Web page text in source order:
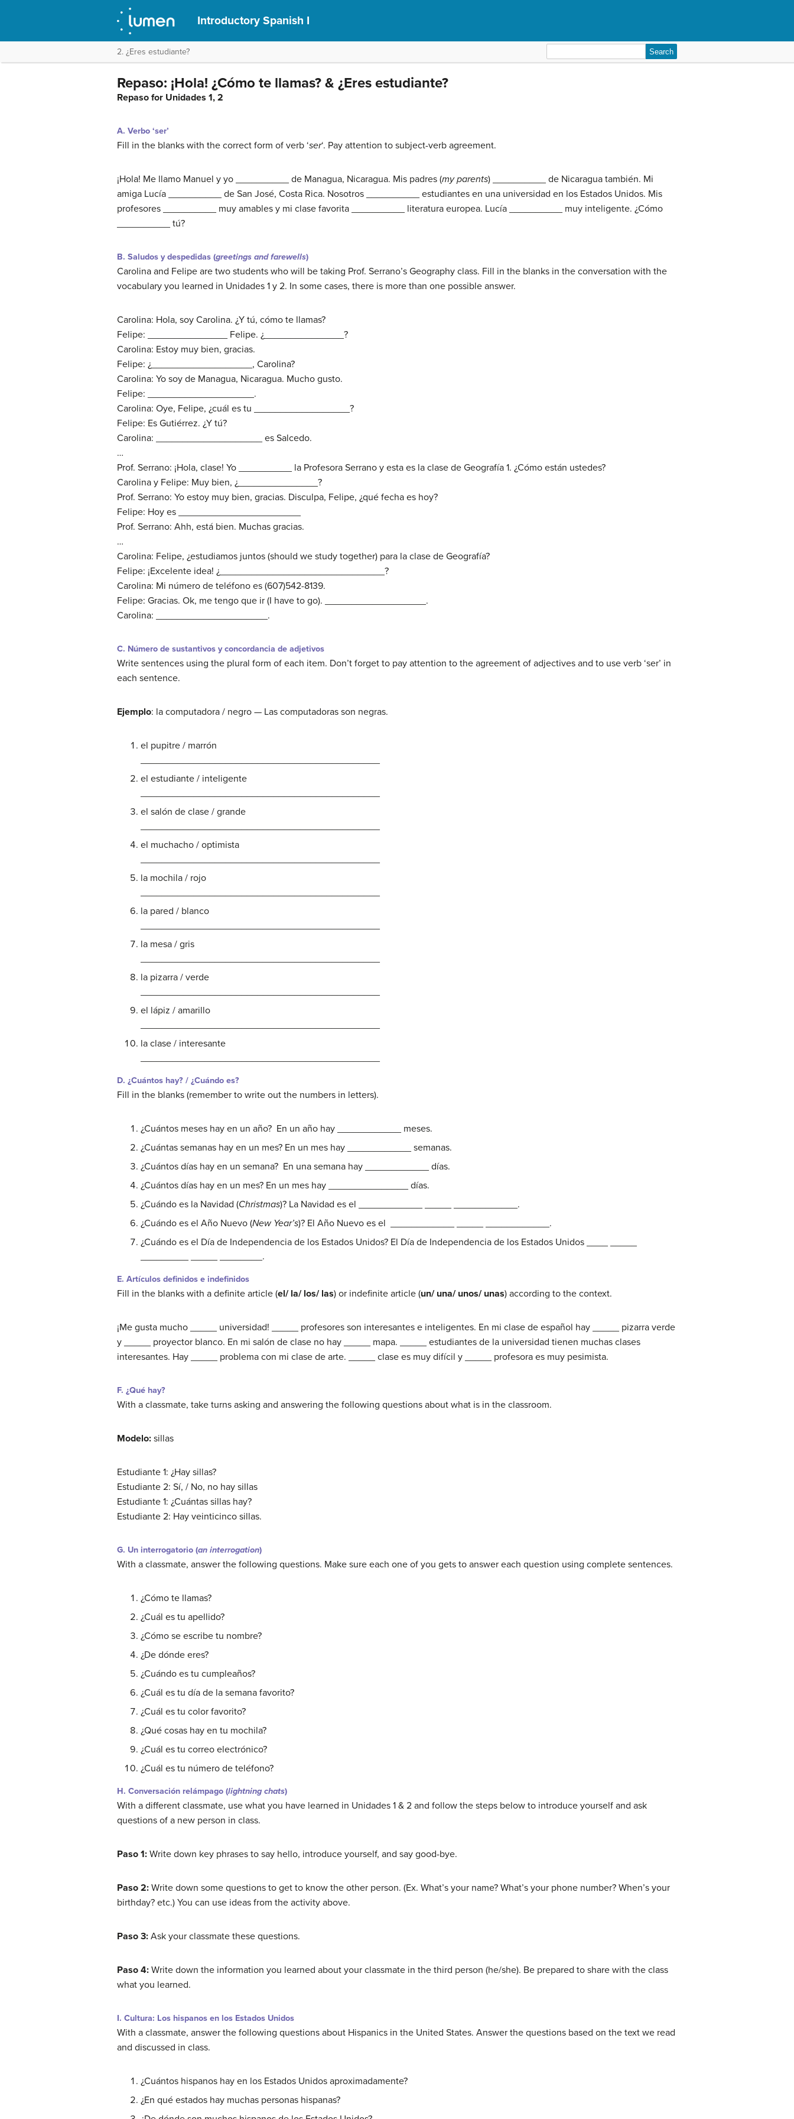
Introductory Spanish I
2. ¿Eres estudiante?
for:
Repaso: ¡Hola! ¿Cómo te llamas? & ¿Eres estudiante?
Repaso for Unidades 1, 2
A. Verbo ‘ser’
Fill in the blanks with the correct form of verb ‘ser‘. Pay attention to subject-verb agreement.
¡Hola! Me llamo Manuel y yo __________ de Managua, Nicaragua. Mis padres (my parents) __________ de Nicaragua también. Mi
amiga Lucía __________ de San José, Costa Rica. Nosotros __________ estudiantes en una universidad en los Estados Unidos. Mis
profesores __________ muy amables y mi clase favorita __________ literatura europea. Lucía __________ muy inteligente. ¿Cómo
__________ tú?
B. Saludos y despedidas (greetings and farewells)
Carolina and Felipe are two students who will be taking Prof. Serrano’s Geography class. Fill in the blanks in the conversation with the
vocabulary you learned in Unidades 1 y 2. In some cases, there is more than one possible answer.
Carolina: Hola, soy Carolina. ¿Y tú, cómo te llamas?
Felipe: _______________ Felipe. ¿_______________?
Carolina: Estoy muy bien, gracias.
Felipe: ¿___________________, Carolina?
Carolina: Yo soy de Managua, Nicaragua. Mucho gusto.
Felipe: ____________________.
Carolina: Oye, Felipe, ¿cuál es tu __________________?
Felipe: Es Gutiérrez. ¿Y tú?
Carolina: ____________________ es Salcedo.
…
Prof. Serrano: ¡Hola, clase! Yo __________ la Profesora Serrano y esta es la clase de Geografía 1. ¿Cómo están ustedes?
Carolina y Felipe: Muy bien, ¿_______________?
Prof. Serrano: Yo estoy muy bien, gracias. Disculpa, Felipe, ¿qué fecha es hoy?
Felipe: Hoy es _______________________
Prof. Serrano: Ahh, está bien. Muchas gracias.
…
Carolina: Felipe, ¿estudiamos juntos (should we study together) para la clase de Geografía?
Felipe: ¡Excelente idea! ¿_______________________________?
Carolina: Mi número de teléfono es (607)542-8139.
Felipe: Gracias. Ok, me tengo que ir (I have to go). ___________________.
Carolina: _____________________.
C. Número de sustantivos y concordancia de adjetivos
Write sentences using the plural form of each item. Don’t forget to pay attention to the agreement of adjectives and to use verb ‘ser’ in
each sentence.
Ejemplo: la computadora / negro — Las computadoras son negras.
el pupitre / marrón
el estudiante / inteligente
el salón de clase / grande
el muchacho / optimista
la mochila / rojo
la pared / blanco
la mesa / gris
la pizarra / verde
el lápiz / amarillo
la clase / interesante
D. ¿Cuántos hay? / ¿Cuándo es?
Fill in the blanks (remember to write out the numbers in letters).
¿Cuántos meses hay en un año? En un año hay ____________ meses.
¿Cuántas semanas hay en un mes? En un mes hay ____________ semanas.
¿Cuántos días hay en un semana? En una semana hay ____________ días.
¿Cuántos días hay en un mes? En un mes hay _______________ días.
¿Cuándo es la Navidad (Christmas)? La Navidad es el ____________ _____ ____________.
¿Cuándo es el Año Nuevo (New Year’s)? El Año Nuevo es el ____________ _____ ____________.
¿Cuándo es el Día de Independencia de los Estados Unidos? El Día de Independencia de los Estados Unidos ____ _____
_________ _____ ________.
E. Artículos definidos e indefinidos
Fill in the blanks with a definite article (el/ la/ los/ las) or indefinite article (un/ una/ unos/ unas) according to the context.
¡Me gusta mucho _____ universidad! _____ profesores son interesantes e inteligentes. En mi clase de español hay _____ pizarra verde
y _____ proyector blanco. En mi salón de clase no hay _____ mapa. _____ estudiantes de la universidad tienen muchas clases
interesantes. Hay _____ problema con mi clase de arte. _____ clase es muy difícil y _____ profesora es muy pesimista.
F. ¿Qué hay?
With a classmate, take turns asking and answering the following questions about what is in the classroom.
Modelo: sillas
Estudiante 1: ¿Hay sillas?
Estudiante 2: Sí, / No, no hay sillas
Estudiante 1: ¿Cuántas sillas hay?
Estudiante 2: Hay veinticinco sillas.
G. Un interrogatorio (an interrogation)
With a classmate, answer the following questions. Make sure each one of you gets to answer each question using complete sentences.
¿Cómo te llamas?
¿Cuál es tu apellido?
¿Cómo se escribe tu nombre?
¿De dónde eres?
¿Cuándo es tu cumpleaños?
¿Cuál es tu día de la semana favorito?
¿Cuál es tu color favorito?
¿Qué cosas hay en tu mochila?
¿Cuál es tu correo electrónico?
¿Cuál es tu número de teléfono?
H. Conversación relámpago (lightning chats)
With a different classmate, use what you have learned in Unidades 1 & 2 and follow the steps below to introduce yourself and ask
questions of a new person in class.
Paso 1: Write down key phrases to say hello, introduce yourself, and say good-bye.
Paso 2: Write down some questions to get to know the other person. (Ex. What’s your name? What’s your phone number? When’s your
birthday? etc.) You can use ideas from the activity above.
Paso 3: Ask your classmate these questions.
Paso 4: Write down the information you learned about your classmate in the third person (he/she). Be prepared to share with the class
what you learned.
I. Cultura: Los hispanos en los Estados Unidos
With a classmate, answer the following questions about Hispanics in the United States. Answer the questions based on the text we read
and discussed in class.
¿Cuántos hispanos hay en los Estados Unidos aproximadamente?
¿En qué estados hay muchas personas hispanas?